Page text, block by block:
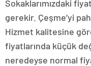
Sokaklarımızdaki
gerekir. Çeşme’yi
Hizmet kalitesine
fiyatlarında küçük
neredeyse normal